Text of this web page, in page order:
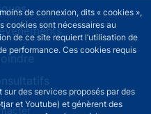
de connexion, dits « cookies »,
cookies sont nécessaires au
de ce site requiert l’utilisation de
performance. Ces cookies requis
sur des services proposés par des
et Youtube) et génèrent des